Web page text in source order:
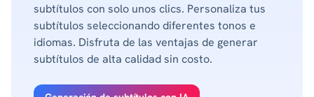
subtítulos con solo unos clics. Personaliza tus
subtítulos seleccionando diferentes tonos e
idiomas. Disfruta de las ventajas de generar
subtítulos de alta calidad sin costo.